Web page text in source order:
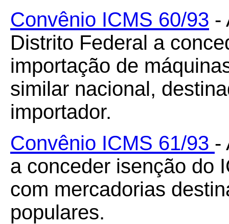
Convênio ICMS 60/93 -
Distrito Federal a
importação de
similar nacional,
importador.
Convênio ICMS 61/93 -
a conceder isenção do
com mercadorias
populares.